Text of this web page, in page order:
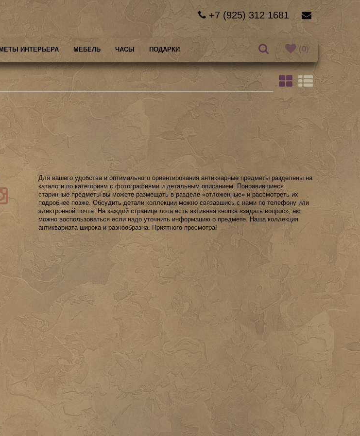
+7 (925) 312 1681
(0)
ИНТЕРЬЕРА МЕБЕЛЬ ЧАСЫ ПОДАРКИ
Для вашего удобства и оптимального ориентирования антикварные предметы разделены на
каталоги по категориям с фотографиями и детальным описанием. Понравившиеся
старинные предметы вы можете размещать в разделе «отложенные» и рассмотреть их
подробнее позже. Обсудить детали коллекции можно связавшись с нами по телефону или
электронной почте. На каждой странице лота есть активная кнопка «задать вопрос», ею
можно воспользоваться если надо уточнить информацию о предмете. Наша коллекция
антиквариата широка и разнообразна. Приятного просмотра!